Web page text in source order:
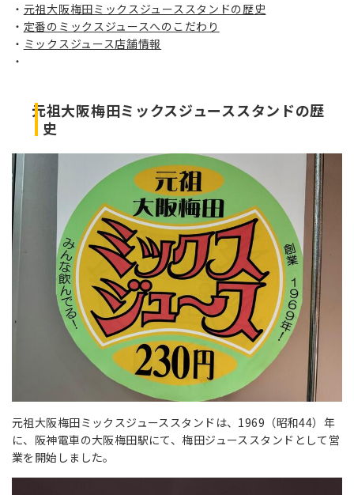
元祖大阪梅田ミックスジューススタンドの歴史
定番のミックスジュースへのこだわり
ミックスジュース店舗情報
元祖大阪梅田ミックスジューススタンドの歴
史
元祖大阪梅田ミックスジューススタンドは、1969（昭和44）年
に、阪神電車の大阪梅田駅にて、梅田ジューススタンドとして営
業を開始しました。